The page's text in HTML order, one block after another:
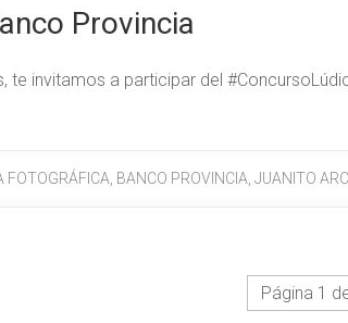
Provincia
invitamos a participar del
FOTOGRÁFICA BANCO PROVINCIA JUANITO
Página 1